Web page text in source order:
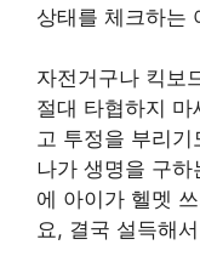
상태를 체크하는
자전거구나 킥보
절대 타협하지
고 투정을 부리
나가 생명을 구
에 아이가 헬멧
요, 결국 설득해